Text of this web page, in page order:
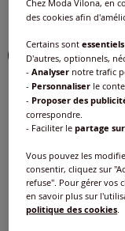
Choisir une
Taille :
Veuillez
40 -En stock
Réduction :
-52% Ancien prix :
25 € 12€*
Chez Moda Vilona, en
des cookies afin
Certains sontessentiels
D'autres, optionnels,
-Analyser notre trafic
- Personnaliser le
- Proposer des
correspondre.
- Faciliter lepartage
Vous pouvez les
consentir, cliquez sur
refuse". Pour gérer vos
en savoir plus sur
politique des cookies.